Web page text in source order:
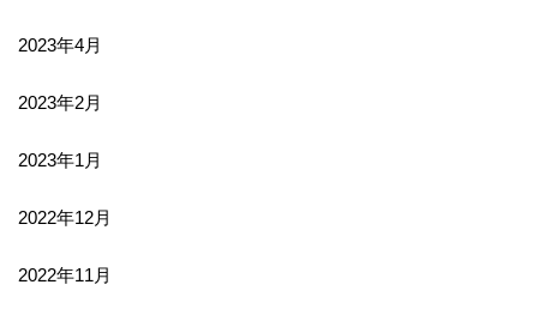
2023年4月
2023年2月
2023年1月
2022年12月
2022年11月